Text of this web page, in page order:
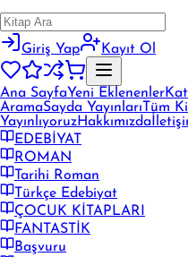
Giriş Yap Kayıt Ol
Ana SayfaYeni Eklenenler
AramaSayda Yayınları Tüm
YayınlıyoruzHakkımızda
EDEBİYAT
ROMAN
Tarihi Roman
Türkçe Edebiyat
ÇOCUK KİTAPLARI
FANTASTİK
Başvuru